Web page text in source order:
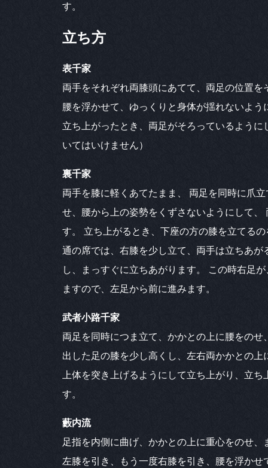
す。
立ち方
表千家
両手をそれぞれ両膝頭にあてて、両足の位置を
腰を浮かせて、ゆっくりと身体が揺れないよう
立ち上がったとき、両足がそろっているように
いてはいけません）
裏千家
両手を膝に軽くあてたまま、 両足を同時に爪
せ、腰から上の姿勢をくずさないようにして、
す。 立ち上がるとき、下座の方の膝を立てる
通の席では、右膝を少し立て、両手は立ちあが
し、まっすぐに立ちあがります。 この時右足
ますので、左足から前に進みます。
武者小路千家
両足を同時につま立て、かかとの上に腰をのせ
出した足の膝を少し高くし、左右両かかとの上
上体を突き上げるようにして立ち上がり、立
す。
藪内流
足指を内側に曲げ、かかとの上に重心をのせ、
左膝を引き、もう一度右膝を引き、腰を浮かせ